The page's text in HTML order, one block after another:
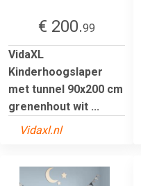
€ 200.99
VidaXL
Kinderhoogslaper
met tunnel 90x200 cm
grenenhout wit ...
Vidaxl.nl